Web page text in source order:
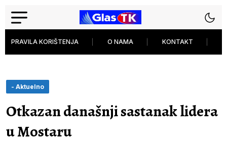
PRAVILA KORIŠTENJA O NAMA KONTAKT
- Aktuelno
Otkazan današnji sastanak lidera
u Mostaru